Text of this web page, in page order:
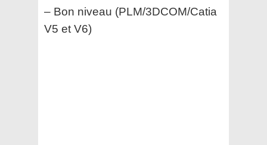
– Bon niveau (PLM/3DCOM/Catia
V5 et V6)